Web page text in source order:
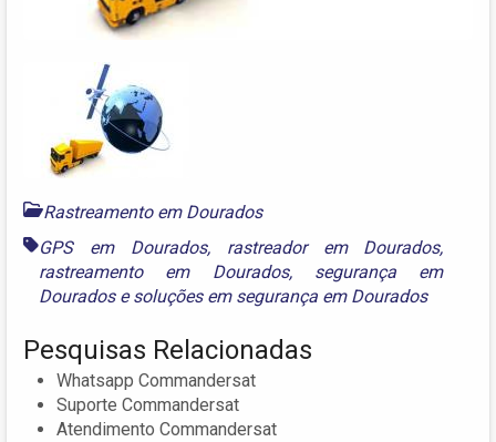
Rastreamento em Dourados
GPS em Dourados, rastreador em Dourados,
rastreamento em Dourados, segurança em
Douradosesoluções em segurança em Dourados
Pesquisas Relacionadas
Whatsapp Commandersat
Suporte Commandersat
Atendimento Commandersat